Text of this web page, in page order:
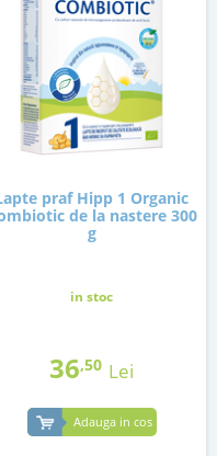
praf Hipp 1 Organic
de la nastere 300
g
in stoc
36,50 Lei
Adauga in cos